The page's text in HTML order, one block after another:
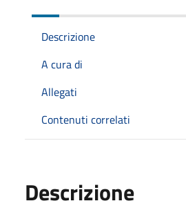
Descrizione
A cura di
Allegati
Contenuti correlati
Descrizione